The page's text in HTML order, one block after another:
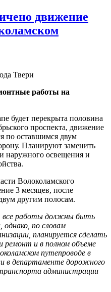
движение
Твери
работы на
будет перекрыта половина
проспекта, движение
по оставшимся двум
Планируют заменить
наружного освещения и
Волоколамского
3 месяцев, после
другим полосам.
все работы должны быть
однако, по словам
планируется сделать
ремонт и в полном объеме
путепроводе в
в департаменте дорожного
администрации